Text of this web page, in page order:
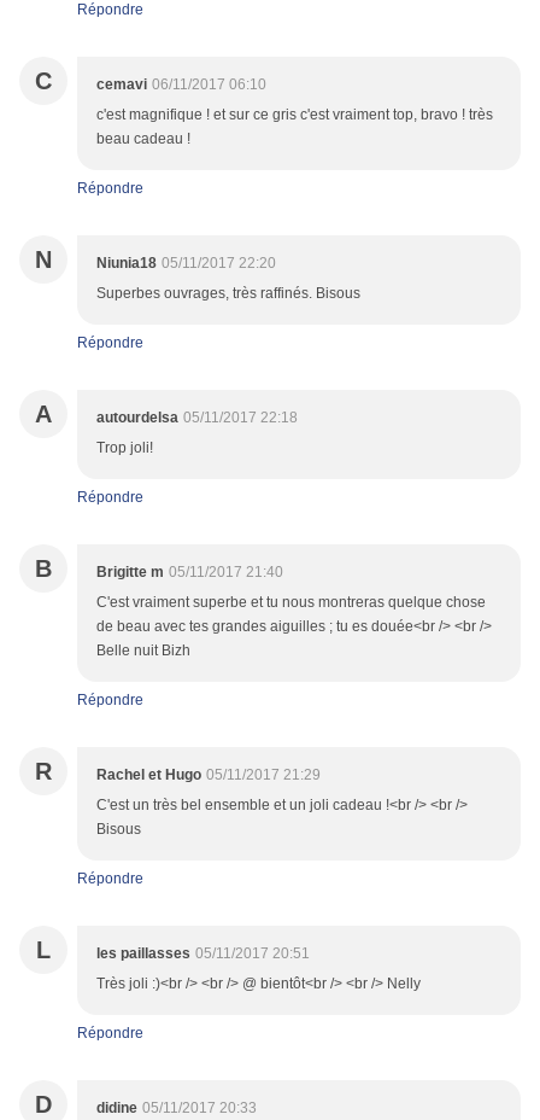
Répondre
C cemavi 06/11/2017 06:10
c'est magnifique ! et sur ce gris c'est vraiment top, bravo ! très
beau cadeau !
Répondre
N Niunia18 05/11/2017 22:20
Superbes ouvrages, très raffinés. Bisous
Répondre
A autourdelsa 05/11/2017 22:18
Trop joli!
Répondre
B Brigitte m 05/11/2017 21:40
C'est vraiment superbe et tu nous montreras quelque chose
de beau avec tes grandes aiguilles ; tu es douée<br /> <br />
Belle nuit Bizh
Répondre
R Rachel et Hugo 05/11/2017 21:29
C'est un très bel ensemble et un joli cadeau !<br /> <br />
Bisous
Répondre
L les paillasses 05/11/2017 20:51
Très joli :)<br /> <br /> @ bientôt<br /> <br /> Nelly
Répondre
D didine 05/11/2017 20:33